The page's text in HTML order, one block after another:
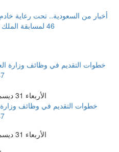
أخبار من السعودية.. تحت رعاية
46 لمسابقة الملك عبدالعزيز للقرآن الكريم غدًا
الأربعاء 31 ديسمبر 2025 08:20 مساءً
خطوات التقديم في وظائف
1447
الأربعاء 31 ديسمبر 2025 08:20 مساءً